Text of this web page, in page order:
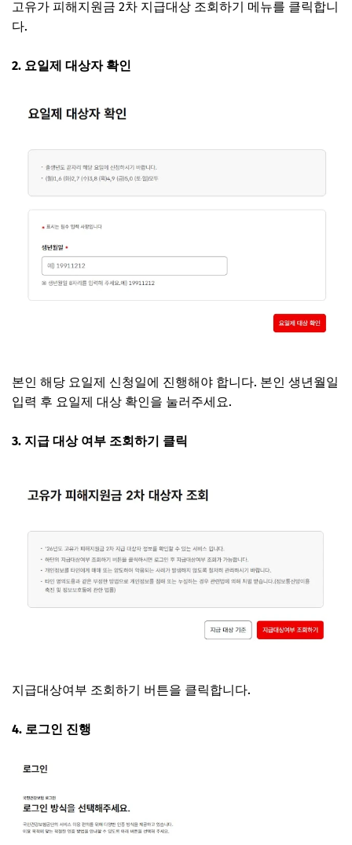
고유가 피해지원금 2차 지급대상 조회하기 메뉴를 클릭합니
다.
2. 요일제 대상자 확인
본인 해당 요일제 신청일에 진행해야 합니다. 본인 생년월일
입력 후 요일제 대상 확인을 눌러주세요.
3. 지급 대상 여부 조회하기 클릭
지급대상여부 조회하기 버튼을 클릭합니다.
4. 로그인 진행